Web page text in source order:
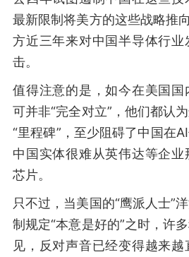
最新限制将美方的这些战略推
方近三年来对中国半导体行
击。
值得注意的是，如今在美国
可并非“完全对立”，他们都认
“里程碑”，至少阻碍了中国在
中国实体很难从英伟达等企
芯片。
只不过，当美国的“鹰派人士”
制规定“本意是好的”之时，许
见，反对声音已经变得越来